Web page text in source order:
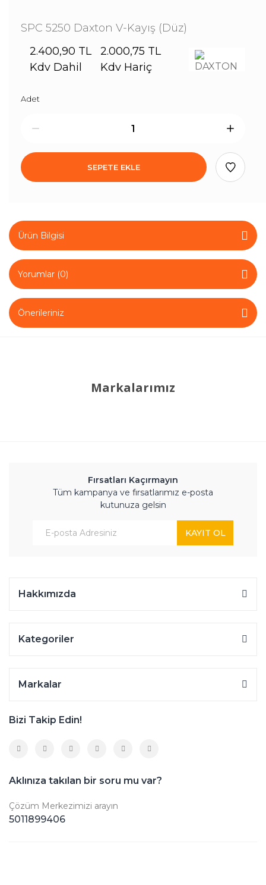
SPC 5250 Daxton V-Kayış (Düz)
2.400,90 TL
Kdv Dahil
2.000,75 TL
Kdv Hariç
Adet
SEPETE EKLE
Ürün Bilgisi
Yorumlar (0)
Önerileriniz
Markalarımız
Fırsatları Kaçırmayın
Tüm kampanya ve fırsatlarımız e-posta
kutunuza gelsin
KAYIT OL
Hakkımızda
Kategoriler
Markalar
Bizi Takip Edin!
Aklınıza takılan bir soru mu var?
Çözüm Merkezimizi arayın
5011899406